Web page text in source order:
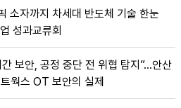
소자까지 차세대 반도체 기술 한눈
성과교류회
보안, 공정 중단 전 위협 탐지”…안산
웍스 OT 보안의 실제